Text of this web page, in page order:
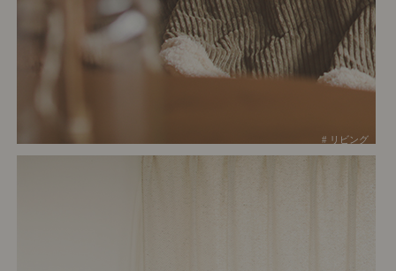
# リビング